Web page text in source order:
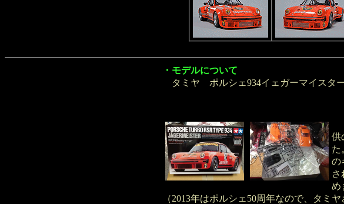
・モデルについて
タミヤ ポルシェ934イェガーマイスター
供
た
の
さ
め
（2013年はポルシェ50周年なので、タミ